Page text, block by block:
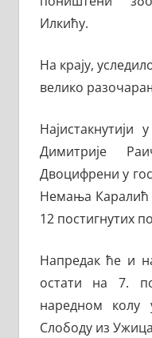
Илкићу.
На крају,
велико
Димитрије
Двоцифрени у
Немања Каралић
12 постигнутих
Напредак ће и
остати на 7.
наредном колу
Слободу из